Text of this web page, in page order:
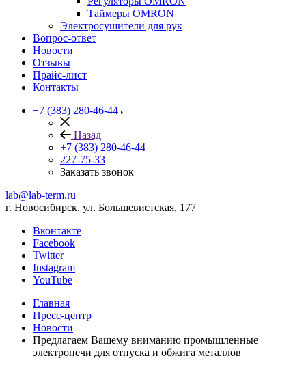
Таймеры OMRON
Электросушители для рук
Вопрос-ответ
Новости
Отзывы
Прайс-лист
Контакты
+7 (383) 280-46-44
Назад
+7 (383) 280-46-44
227-75-33
Заказать звонок
lab@lab-term.ru
г. Новосибирск, ул. Большевистская, 177
Вконтакте
Facebook
Twitter
Instagram
YouTube
Главная
Пресс-центр
Новости
Предлагаем Вашему вниманию промышленные
электропечи для отпуска и обжига металлов